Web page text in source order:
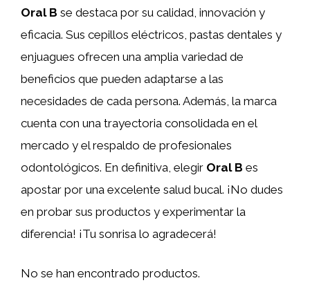
Oral B se destaca por su calidad, innovación y
eficacia. Sus cepillos eléctricos, pastas dentales y
enjuagues ofrecen una amplia variedad de
beneficios que pueden adaptarse a las
necesidades de cada persona. Además, la marca
cuenta con una trayectoria consolidada en el
mercado y el respaldo de profesionales
odontológicos. En definitiva, elegir Oral B es
apostar por una excelente salud bucal. ¡No dudes
en probar sus productos y experimentar la
diferencia! ¡Tu sonrisa lo agradecerá!
No se han encontrado productos.